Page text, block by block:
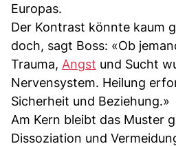
Europas.
Der Kontrast könnte kaum
doch, sagt Boss: «Ob
Trauma, Angst und Sucht
Nervensystem. Heilung
Sicherheit und Beziehung.»
Am Kern bleibt das Muster
Dissoziation und